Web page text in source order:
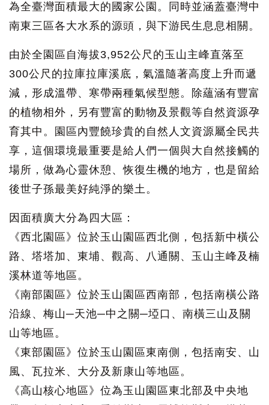
為全臺灣面積最大的國家公園。同時並涵蓋臺灣中
南東三區各大水系的源頭，與下游民生息息相關。
由於全園區自海拔3,952公尺的玉山主峰直落至
300公尺的拉庫拉庫溪底，氣溫隨著高度上升而遞
減，形成溫帶、寒帶兩種氣候型態。除蘊涵有豐富
的植物相外，另有豐富的動物及景觀等自然資源孕
育其中。園區內豐饒珍貴的自然人文資源屬全民共
享，這個環境最重要是給人們一個與大自然接觸的
場所，做為心靈休憩、恢復生機的地方，也是留給
後世子孫最美好純淨的樂土。
因面積廣大分為四大區：
《西北園區》位於玉山園區西北側，包括新中橫公
路、塔塔加、東埔、觀高、八通關、玉山主峰及楠
溪林道等地區。
《南部園區》位於玉山園區西南部，包括南橫公路
沿線、梅山─天池─中之關─埡口、南橫三山及關
山等地區。
《東部園區》位於玉山園區東南側，包括南安、山
風、瓦拉米、大分及新康山等地區。
《高山核心地區》位為玉山園區東北部及中央地